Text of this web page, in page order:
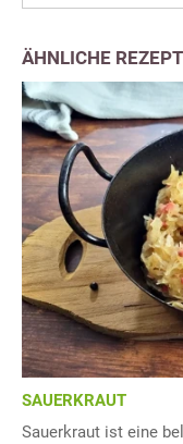
ÄHNLICHE
SAUERKRAUT
Sauerkraut ist eine